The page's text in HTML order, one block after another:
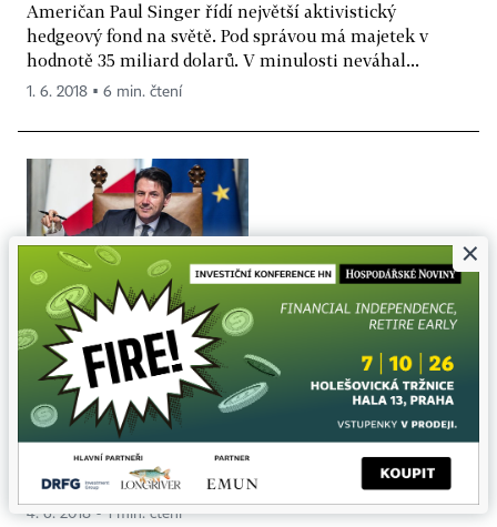
Američan Paul Singer řídí největší aktivistický
hedgeový fond na světě. Pod správou má majetek v
hodnotě 35 miliard dolarů. V minulosti neváhal...
1. 6. 2018 ▪ 6 min. čtení
Důvěra investorů v ekonomiku eurozóny je
nejslabší od října 2016. Projevil se
obchodní spor s USA a politická situace v
Itálii
Důvěru investorů zasáhly obavy z italského politického
vývoje a obchodního sporu s USA. Podle průzkumu
společnosti Sentix se důvěra investorů...
4. 6. 2018 ▪ 1 min. čtení
×